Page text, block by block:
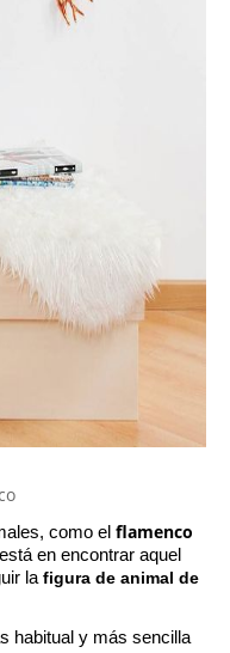
como el
en encontrar aquel
la figura de animal de
habitual y más sencilla